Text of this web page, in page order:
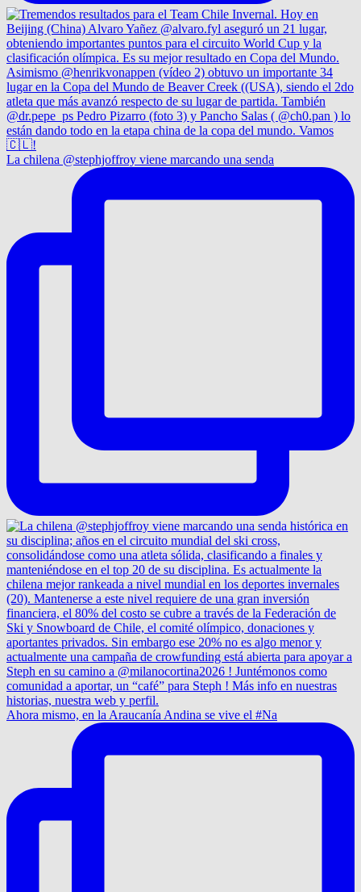
La chilena @stephjoffroy viene marcando una senda
Ahora mismo, en la Araucanía Andina se vive el #Na